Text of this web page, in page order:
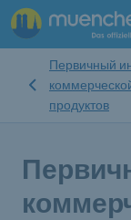
Первичный
продуктов